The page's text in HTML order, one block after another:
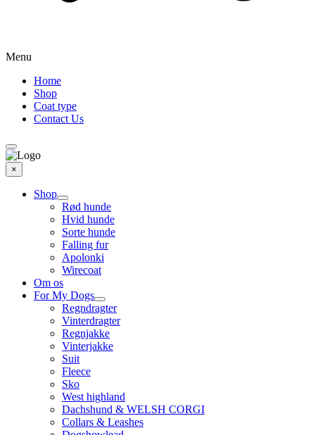
Menu
Home
Shop
Coat type
Contact Us
×
Shop
Rød hunde
Hvid hunde
Sorte hunde
Falling fur
Apolonki
Wirecoat
Om os
For My Dogs
Regndragter
Vinterdragter
Regnjakke
Vinterjakke
Suit
Fleece
Sko
West highland
Dachshund & WELSH CORGI
Collars & Leashes